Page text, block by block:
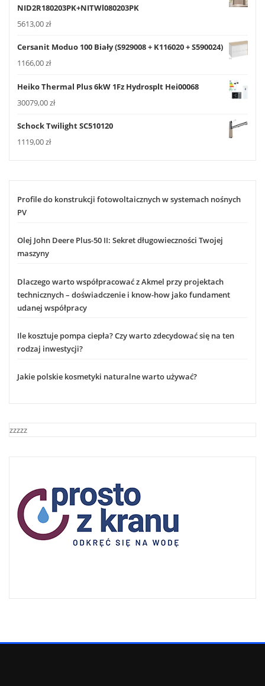
NID2R180203PK+NITWl080203PK
5613,00zł
Cersanit Moduo 100 Biały (S929008 + K116020 + S590024)
1166,00zł
Heiko Thermal Plus 6kW 1Fz Hydrosplt Hei00068
30079,00zł
Schock Twilight SC510120
1119,00zł
Profile do konstrukcji fotowoltaicznych w systemach nośnych
PV
Olej John Deere Plus-50 II: Sekret długowieczności Twojej
maszyny
Dlaczego warto współpracować z Akmel przy projektach
technicznych – doświadczenie i know-how jako fundament
udanej współpracy
Ile kosztuje pompa ciepła? Czy warto zdecydować się na ten
rodzaj inwestycji?
Jakie polskie kosmetyki naturalne warto używać?
zzzzz